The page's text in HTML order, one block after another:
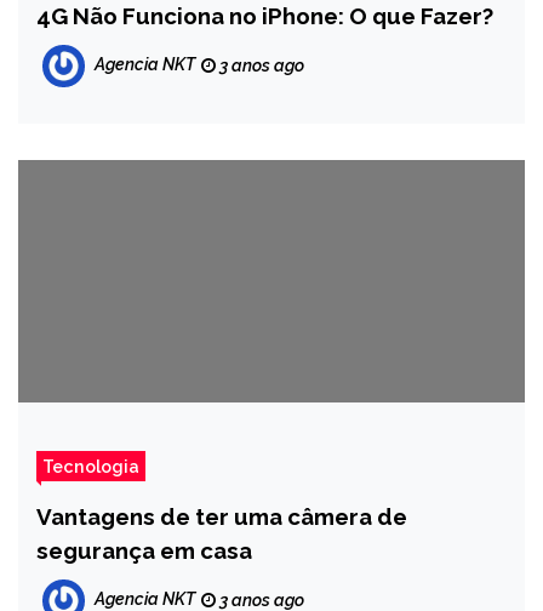
4G Não Funciona no iPhone: O que Fazer?
Agencia NKT 3 anos ago
Tecnologia
Vantagens de ter uma câmera de
segurança em casa
Agencia NKT 3 anos ago